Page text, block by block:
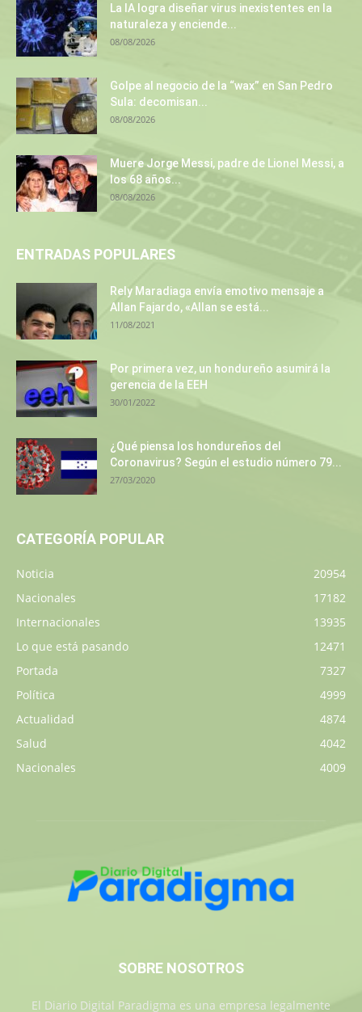
La IA logra diseñar virus inexistentes en la
naturaleza y enciende...
08/08/2026
Golpe al negocio de la “wax” en San Pedro
Sula: decomisan...
08/08/2026
Muere Jorge Messi, padre de Lionel Messi, a
los 68 años...
08/08/2026
ENTRADAS POPULARES
Rely Maradiaga envía emotivo mensaje a
Allan Fajardo, «Allan se está...
11/08/2021
Por primera vez, un hondureño asumirá la
gerencia de la EEH
30/01/2022
¿Qué piensa los hondureños del
Coronavirus? Según el estudio número 79...
27/03/2020
CATEGORÍA POPULAR
Noticia
20954
Nacionales
17182
Internacionales
13935
Lo que está pasando
12471
Portada
7327
Política
4999
Actualidad
4874
Salud
4042
Nacionales
4009
SOBRE NOSOTROS
El Diario Digital Paradigma es una empresa legalmente